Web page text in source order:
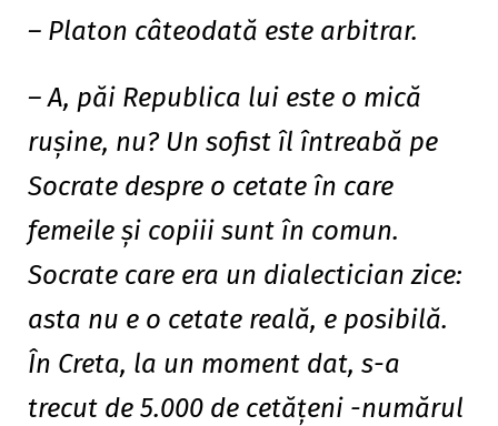
– Platon câteodată este arbitrar.
– A, păi Republica lui este o mică
ruşine, nu? Un sofist îl întreabă pe
Socrate despre o cetate în care
femeile şi copiii sunt în comun.
Socrate care era un dialectician zice:
asta nu e o cetate reală, e posibilă.
În Creta, la un moment dat, s-a
trecut de 5.000 de cetăţeni -numărul